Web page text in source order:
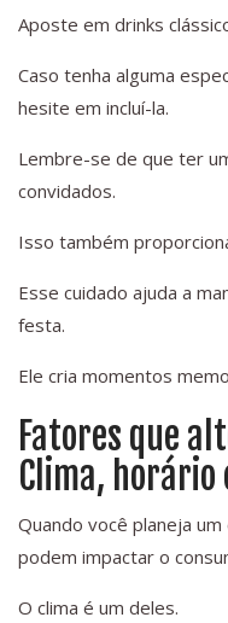
Aposte em drinks
Caso tenha alguma
hesite em incluí-la.
Lembre-se de que ter
convidados.
Isso também
Esse cuidado ajuda a
festa.
Ele cria momentos
Fatores que
Clima, horário
Quando você planeja
podem impactar o
O clima é um deles.